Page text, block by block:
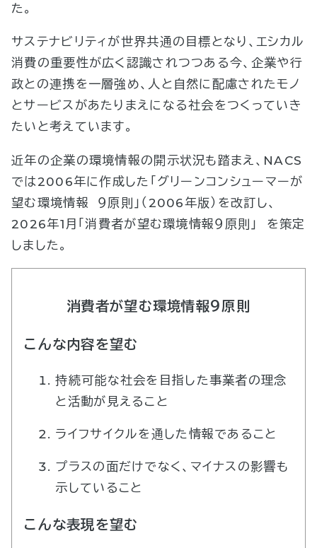
た。
サステナビリティが世界共通の目標となり、エシカル
消費の重要性が広く認識されつつある今、企業や行
政との連携を一層強め、人と自然に配慮されたモノ
とサービスがあたりまえになる社会をつくっていき
たいと考えています。
近年の企業の環境情報の開示状況も踏まえ、NACS
では2006年に作成した｢グリーンコンシューマーが
望む環境情報 ９原則｣（2006年版）を改訂し、
2026年1月｢消費者が望む環境情報９原則｣ を策定
しました。
消費者が望む環境情報９原則
こんな内容を望む
持続可能な社会を目指した事業者の理念
と活動が見えること
ライフサイクルを通した情報であること
プラスの面だけでなく、マイナスの影響も
示していること
こんな表現を望む